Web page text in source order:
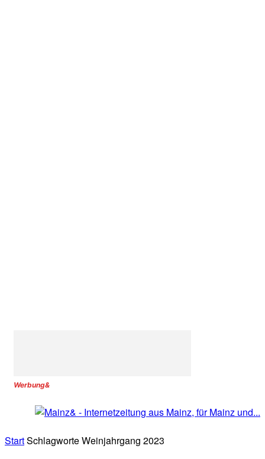
Werbung&
StartSchlagworteWeinjahrgang 2023